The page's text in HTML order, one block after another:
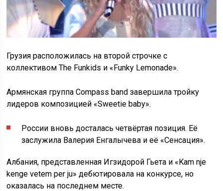
Грузия расположилась на второй строчке с
коллективом The Funkids и «Funky Lemonade».
Армянская группа Compass band завершила тройку
лидеров композицией «Sweetie baby».
России вновь досталась четвёртая позиция. Её
заслужила Валерия Енгалычева и её «Сенсация».
Албания, представленная Игзидорой Гьета и «Kam nje
kenge vetem per ju» дебютировала на конкурсе, но
оказалась на последнем месте.